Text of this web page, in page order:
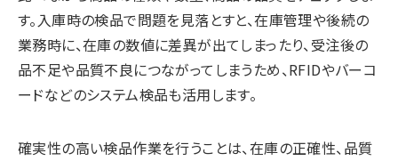
す。入庫時の検品で問題を見落とすと、在庫管理や後続の
業務時に、在庫の数値に差異が出てしまったり、受注後の
品不足や品質不良につながってしまうため、RFIDやバーコ
ードなどのシステム検品も活用します。
確実性の高い検品作業を行うことは、在庫の正確性、品質